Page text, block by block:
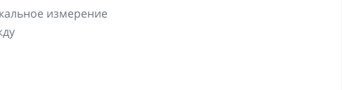
измерение